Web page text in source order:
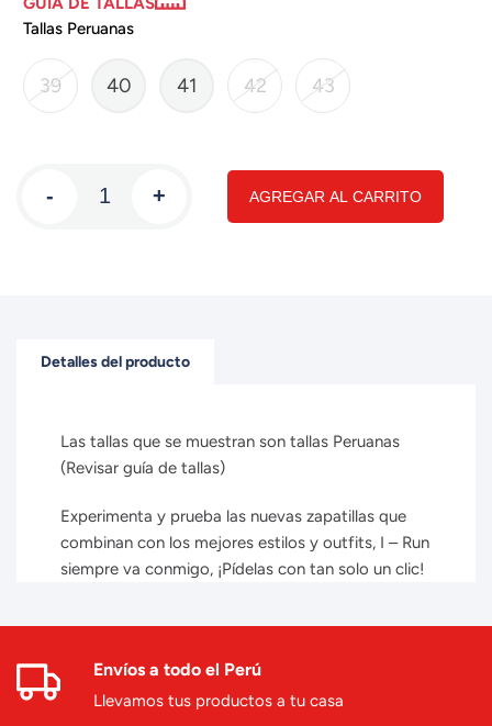
Tallas Peruanas
39 40 41 42 43
- + AGREGAR AL CARRITO
Detalles del producto
Las tallas que se muestran son tallas Peruanas
(Revisar guía de tallas)
Experimenta y prueba las nuevas zapatillas que
combinan con los mejores estilos y outfits, I – Run
siempre va conmigo, ¡Pídelas con tan solo un clic!
Envíos a todo el Perú
Llevamos tus productos a tu casa